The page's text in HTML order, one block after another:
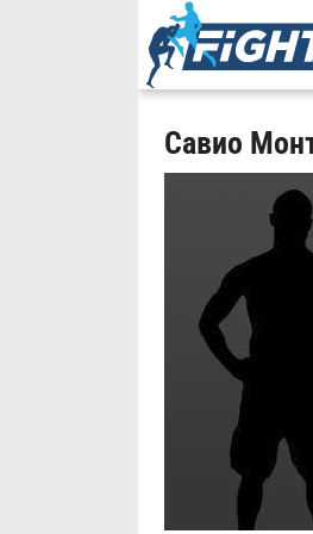
Савио